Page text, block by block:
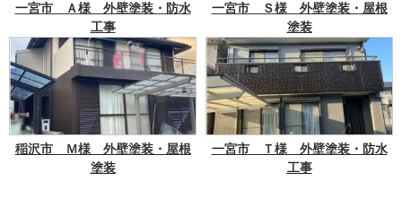
一宮市 Ａ様 外壁塗装・防水
工事
一宮市 Ｓ様 外壁塗装・屋根
塗装
稲沢市 Ｍ様 外壁塗装・屋根
塗装
一宮市 Ｔ様 外壁塗装・防水
工事